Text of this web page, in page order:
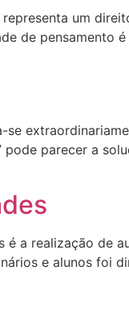
um
de pensamento
se
parecer a
é a realização de
e alunos foi